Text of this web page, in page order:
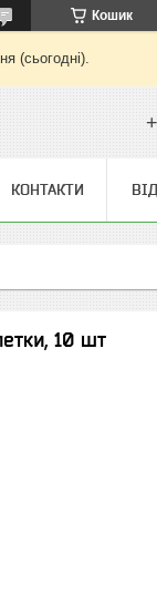
Кошик
(сьогодні).
КОНТАКТИ
10 шт